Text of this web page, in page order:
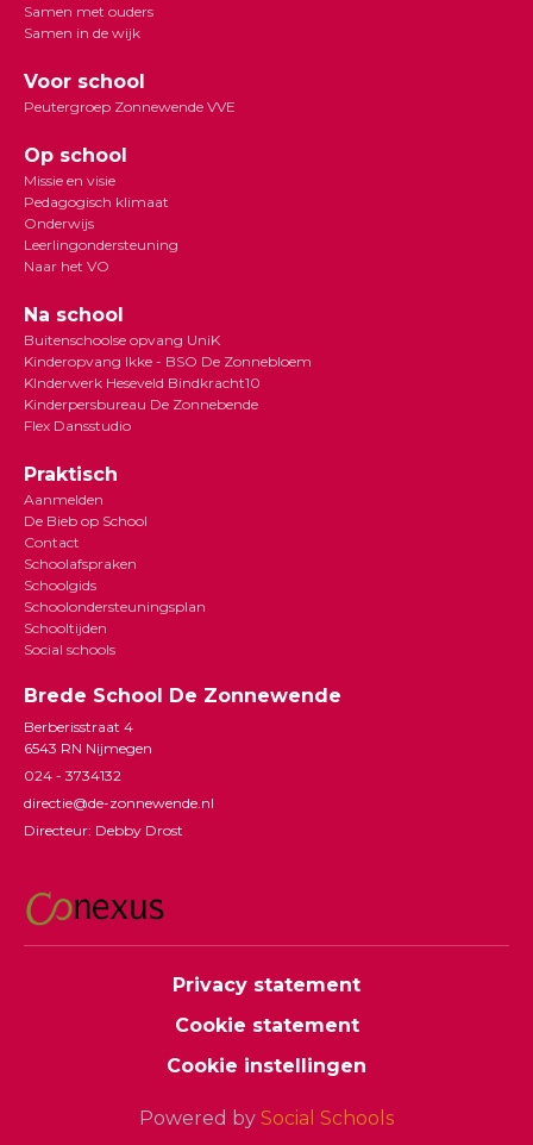
Samen met ouders
Samen in de wijk
Voor school
Peutergroep Zonnewende VVE
Op school
Missie en visie
Pedagogisch klimaat
Onderwijs
Leerlingondersteuning
Naar het VO
Na school
Buitenschoolse opvang UniK
Kinderopvang Ikke - BSO De Zonnebloem
KInderwerk Heseveld Bindkracht10
Kinderpersbureau De Zonnebende
Flex Dansstudio
Praktisch
Aanmelden
De Bieb op School
Contact
Schoolafspraken
Schoolgids
Schoolondersteuningsplan
Schooltijden
Social schools
Brede School De Zonnewende
Berberisstraat 4
6543 RN Nijmegen
024 - 3734132
directie@de-zonnewende.nl
Directeur: Debby Drost
Privacy statement
Cookie statement
Cookie instellingen
Powered by Social Schools